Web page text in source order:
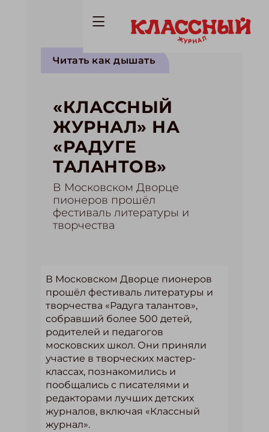
Читать как дышать
«КЛАССНЫЙ
ЖУРНАЛ» НА
«РАДУГЕ
ТАЛАНТОВ»
В Московском Дворце
пионеров прошёл
фестиваль литературы и
творчества
В Московском Дворце пионеров
прошёл фестиваль литературы и
творчества «Радуга талантов»,
собравший более 500 детей,
родителей и педагогов
московских школ. Они приняли
участие в творческих мастер-
классах, познакомились и
пообщались с писателями и
редакторами лучших детских
журналов, включая «Классный
журнал».